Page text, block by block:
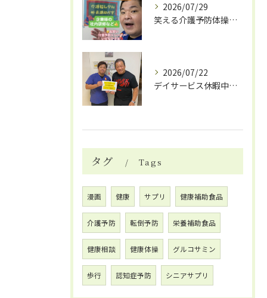
2026/07/29
笑える介護予防体操で笑いと健康効果
2026/07/22
デイサービス休暇中の自費リハビリ活用法
タグ Tags
漫画 健康 サプリ 健康補助食品
介護予防 転倒予防 栄養補助食品
健康相談 健康体操 グルコサミン
歩行 認知症予防 シニアサプリ